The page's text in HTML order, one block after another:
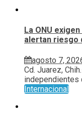
La ONU
alertan riesgo
agosto 7,
Cd. Juarez,
independientes
Internacional